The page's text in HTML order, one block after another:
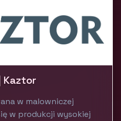
Kaztor
w malowniczej
w produkcji wysokiej